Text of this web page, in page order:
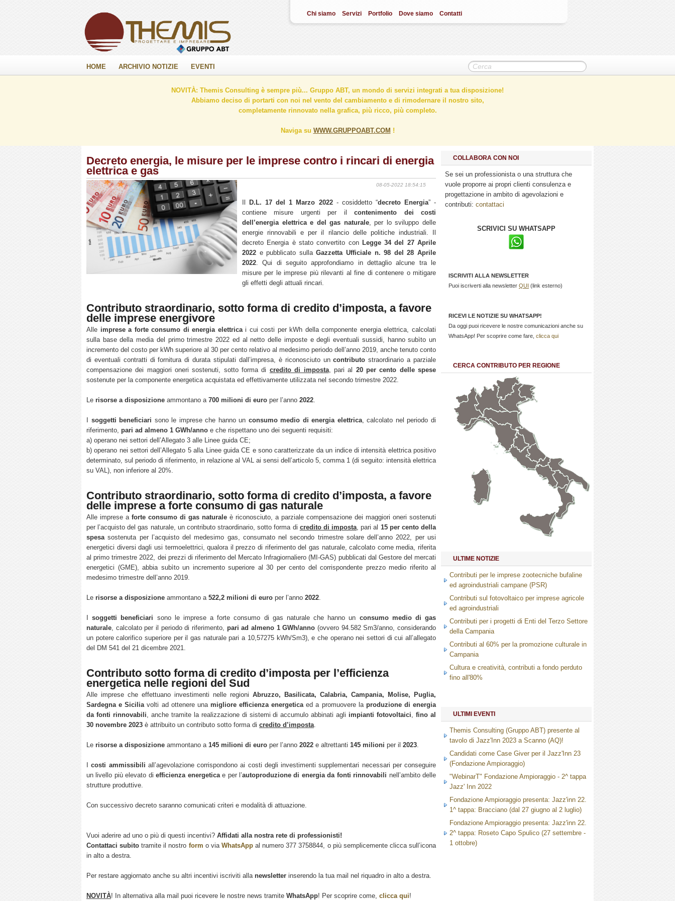
Chi siamo Servizi Portfolio Dove siamo Contatti
HOME ARCHIVIO NOTIZIE EVENTI
NOVITÀ: Themis Consulting è sempre più... Gruppo ABT, un mondo di servizi integrati a tua disposizione!
Abbiamo deciso di portarti con noi nel vento del cambiamento e di rimodernare il nostro sito,
completamente rinnovato nella grafica, più ricco, più completo.
Naviga su WWW.GRUPPOABT.COM !
Decreto energia, le misure per le imprese contro i rincari di energia
elettrica e gas
08-05-2022 18:54:15
D.L. 17 del 1 Marzo 2022- cosiddetto “decreto Energia” -
contiene misure urgenti per ilcontenimento dei costi
dell’energia elettrica e del gas naturale, per lo sviluppo delle
energie rinnovabili e per il rilancio delle politiche industriali. Il
decreto Energia è stato convertito con Legge 34 del 27 Aprile
2022 e pubblicato sullaGazzetta Ufficiale n. 98 del 28 Aprile
2022. Qui di seguito approfondiamo in dettaglio alcune tra le
misure per le imprese più rilevanti al fine di contenere o mitigare
gli effetti degli attuali rincari.
Contributo straordinario, sotto forma di credito d’imposta, a favore
delle imprese energivore
Alle imprese a forte consumo di energia elettricai cui costi per kWh della componente energia elettrica, calcolati
sulla base della media del primo trimestre 2022 ed al netto delle imposte e degli eventuali sussidi, hanno subìto un
incremento del costo per kWh superiore al 30 per cento relativo al medesimo periodo dell’anno 2019, anche tenuto conto
di eventuali contratti di fornitura di durata stipulati dall’impresa, è riconosciuto uncontributo straordinario a parziale
compensazione dei maggiori oneri sostenuti, sotto forma di credito di imposta, pari al 20 per cento delle spese
sostenute per la componente energetica acquistata ed effettivamente utilizzata nel secondo trimestre 2022.
Le risorse a disposizione ammontano a 700 milioni di euro per l’anno 2022.
soggetti beneficiari sono le imprese che hanno un consumo medio di energia elettrica, calcolato nel periodo di
riferimento, pari ad almeno 1 GWh/anno e che rispettano uno dei seguenti requisiti:
a) operano nei settori dell’Allegato 3 alle Linee guida CE;
b) operano nei settori dell’Allegato 5 alla Linee guida CE e sono caratterizzate da un indice di intensità elettrica positivo
determinato, sul periodo di riferimento, in relazione al VAL ai sensi dell’articolo 5, comma 1 (di seguito: intensità elettrica
su VAL), non inferiore al 20%.
Contributo straordinario, sotto forma di credito d’imposta, a favore
delle imprese a forte consumo di gas naturale
Alle imprese a forte consumo di gas naturale è riconosciuto, a parziale compensazione dei maggiori oneri sostenuti
per l’acquisto del gas naturale, un contributo straordinario, sotto forma di credito di imposta, pari al 15 per cento della
spesasostenuta per l’acquisto del medesimo gas, consumato nel secondo trimestre solare dell’anno 2022, per usi
energetici diversi dagli usi termoelettrici, qualora il prezzo di riferimento del gas naturale, calcolato come media, riferita
al primo trimestre 2022, dei prezzi di riferimento del Mercato Infragiornaliero (MI-GAS) pubblicati dal Gestore del mercati
energetici (GME), abbia subìto un incremento superiore al 30 per cento del corrispondente prezzo medio riferito al
medesimo trimestre dell’anno 2019.
Le risorse a disposizione ammontano a 522,2 milioni di euro per l’anno 2022.
Isoggetti beneficiari sono le imprese a forte consumo di gas naturale che hanno un consumo medio di gas
naturale, calcolato per il periodo di riferimento, pari ad almeno 1 GWh/anno (ovvero 94.582 Sm3/anno, considerando
un potere calorifico superiore per il gas naturale pari a 10,57275 kWh/Sm3), e che operano nei settori di cui all’allegato
del DM 541 del 21 dicembre 2021.
Contributo sotto forma di credito d’imposta per l’efficienza
energetica nelle regioni del Sud
Alle imprese che effettuano investimenti nelle regioni Abruzzo, Basilicata, Calabria, Campania, Molise, Puglia,
Sardegna e Siciliavolti ad ottenere una migliore efficienza energeticaed a promuovere la produzione di energia
da fonti rinnovabili, anche tramite la realizzazione di sistemi di accumulo abbinati agli impianti fotovoltaici,fino al
30 novembre 2023 è attribuito un contributo sotto forma di credito d’imposta.
Le risorse a disposizione ammontano a 145 milioni di euro per l’anno 2022 e altrettanti 145 milioni per il 2023.
Icosti ammissibili all’agevolazione corrispondono ai costi degli investimenti supplementari necessari per conseguire
un livello più elevato diefficienza energeticae per l’autoproduzione di energia da fonti rinnovabili nell’ambito delle
strutture produttive.
Con successivo decreto saranno comunicati criteri e modalità di attuazione.
Vuoi aderire ad uno o più di questi incentivi? Affidati alla nostra rete di professionisti!
Contattaci subito tramite il nostro form o via WhatsAppal numero 377 3758844, o più semplicemente clicca sull’icona
in alto a destra.
Per restare aggiornato anche su altri incentivi iscriviti alla newsletter inserendo la tua mail nel riquadro in alto a destra.
NOVITÀ! In alternativa alla mail puoi ricevere le nostre news tramite WhatsApp! Per scoprire come, clicca qui!
COLLABORA CON NOI
Se sei un professionista o una struttura che
vuole proporre ai propri clienti consulenza e
progettazione in ambito di agevolazioni e
contributi: contattaci
SCRIVICI SU WHATSAPP
ISCRIVITI ALLA NEWSLETTER
Puoi iscriverti alla newsletter QUI (link esterno)
RICEVI LE NOTIZIE SU WHATSAPP!
Da oggi puoi ricevere le nostre comunicazioni anche su
WhatsApp! Per scoprire come fare, clicca qui
CERCA CONTRIBUTO PER REGIONE
Abruzzo
Basilicata
Emilia Romagna
Friuli
Venezia
Giulia
Lombardia
Marche
Molise
Piemonte
Puglia
Trentino
Adige
Umbria
Valle
d'Aosta
ULTIME NOTIZIE
Contributi per le imprese zootecniche bufaline
ed agroindustriali campane (PSR)
Contributi sul fotovoltaico per imprese agricole
ed agroindustriali
Contributi per i progetti di Enti del Terzo Settore
della Campania
Contributi al 60% per la promozione culturale in
Campania
Cultura e creatività, contributi a fondo perduto
fino all'80%
ULTIMI EVENTI
Themis Consulting (Gruppo ABT) presente al
tavolo di Jazz'Inn 2023 a Scanno (AQ)!
Candidati come Case Giver per il Jazz'Inn 23
(Fondazione Ampioraggio)
"WebinarT" Fondazione Ampioraggio - 2^ tappa
Jazz' Inn 2022
Fondazione Ampioraggio presenta: Jazz'inn 22.
1^ tappa: Bracciano (dal 27 giugno al 2 luglio)
Fondazione Ampioraggio presenta: Jazz'inn 22.
2^ tappa: Roseto Capo Spulico (27 settembre -
1 ottobre)